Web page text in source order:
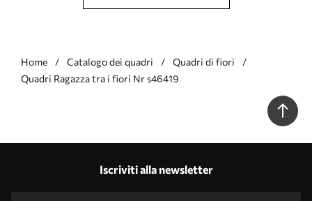
Home Catalogo dei quadri
Quadri di fiori
Quadri Ragazza tra i fiori Nr s46419
Iscriviti alla newsletter